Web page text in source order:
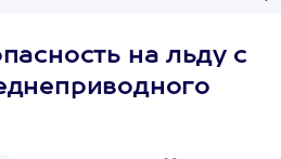
на льду с